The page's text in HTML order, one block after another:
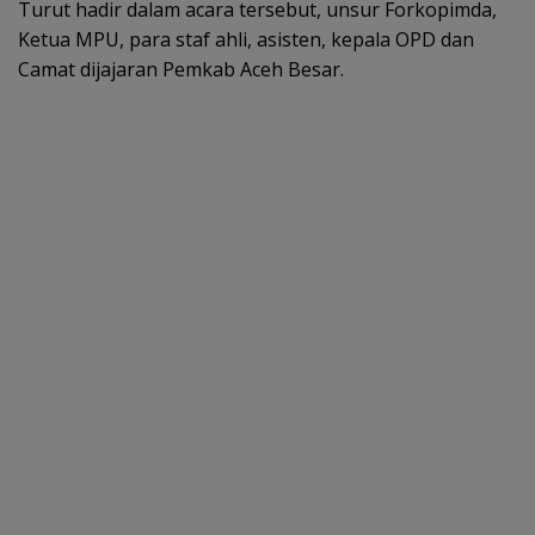
Turut hadir dalam acara tersebut, unsur Forkopimda,
Ketua MPU, para staf ahli, asisten, kepala OPD dan
Camat dijajaran Pemkab Aceh Besar.